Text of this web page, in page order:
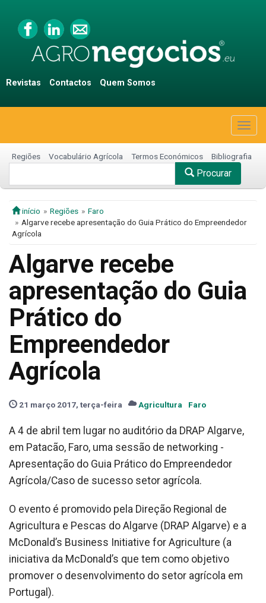
Revistas Contactos Quem Somos
Regiões Vocabulário Agrícola Termos Económicos Bibliografia
Procurar
início Regiões
Faro
Algarve recebe apresentação do Guia Prático do Empreendedor
Agrícola
Algarve recebe
apresentação do Guia
Prático do
Empreendedor
Agrícola
21 março 2017, terça-feira Agricultura Faro
A 4 de abril tem lugar no auditório da DRAP Algarve,
em Patacão, Faro, uma sessão de networking -
Apresentação do Guia Prático do Empreendedor
Agrícola/Caso de sucesso setor agrícola.
O evento é promovido pela Direção Regional de
Agricultura e Pescas do Algarve (DRAP Algarve) e a
McDonald’s Business Initiative for Agriculture (a
iniciativa da McDonald’s que tem como objetivo
promover o desenvolvimento do setor agrícola em
Portugal).